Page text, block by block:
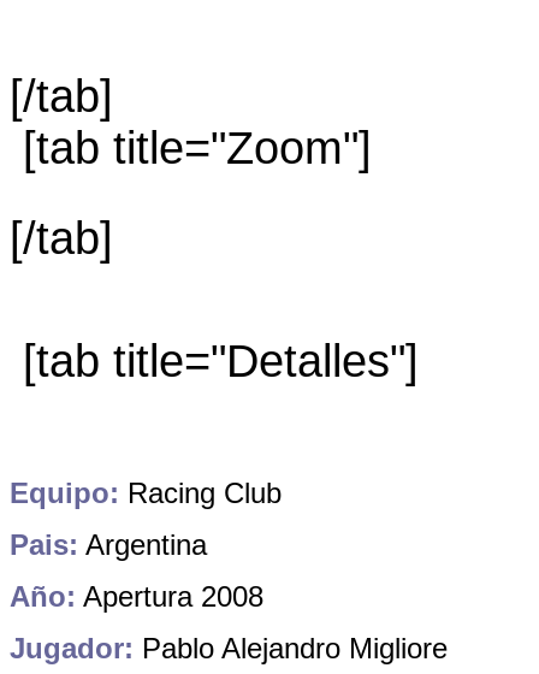
[/tab]
[tab title="Zoom"]
[/tab]
[tab title="Detalles"]
Equipo: Racing Club
Pais: Argentina
Año: Apertura 2008
Jugador: Pablo Alejandro Migliore